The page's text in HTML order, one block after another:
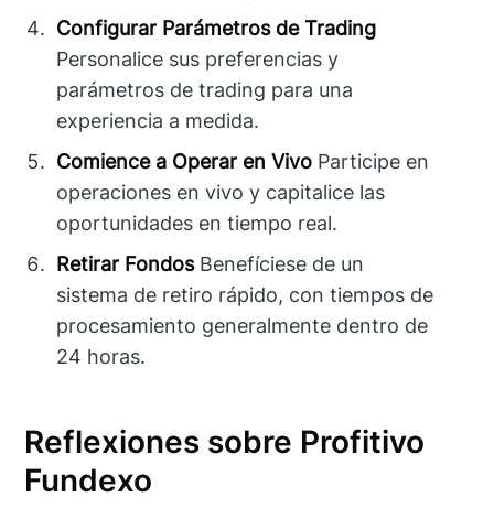
Configurar Parámetros de Trading
Personalice sus preferencias y
parámetros de trading para una
experiencia a medida.
Comience a Operar en Vivo Participe en
operaciones en vivo y capitalice las
oportunidades en tiempo real.
Retirar FondosBenefíciese de un
sistema de retiro rápido, con tiempos de
procesamiento generalmente dentro de
24 horas.
Reflexiones sobre Profitivo
Fundexo